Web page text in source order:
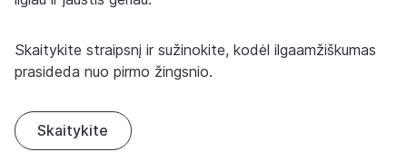
Skaitykite straipsnį ir sužinokite, kodėl ilgaamžiškumas
prasideda nuo pirmo žingsnio.
Skaitykite